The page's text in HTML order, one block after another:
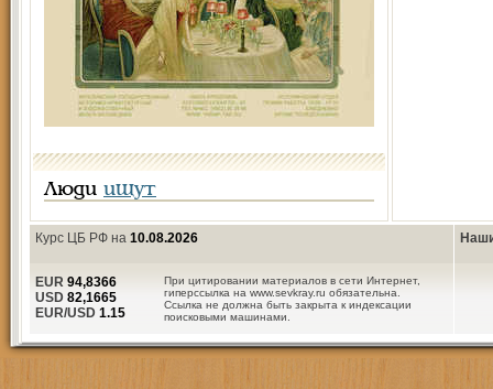
Люди ищут
Курс ЦБ РФ на 10.08.2026
При цитировании материалов в сети Интернет,
гиперссылка на www.sevkray.ru обязательна.
Ссылка не должна быть закрыта к индексации
поисковыми машинами.
EUR 94,8366
USD 82,1665
EUR/USD 1.15